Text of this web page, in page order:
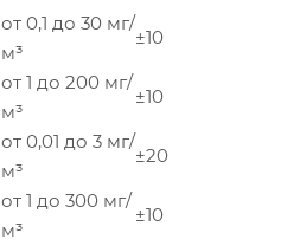
от 0,1 до 30 мг/
м³
±10
от 1 до 200 мг/
м³
±10
от 0,01 до 3 мг/
м³
±20
от 1 до 300 мг/
м³
±10